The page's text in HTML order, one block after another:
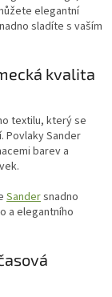
elegantní
sladíte s vaším
kvalita
textilu, který se
Povlaky Sander
barev a
Sandersnadno
a elegantního